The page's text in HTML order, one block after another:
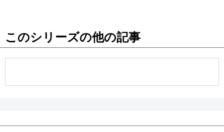
東京
このシリーズの他の記事